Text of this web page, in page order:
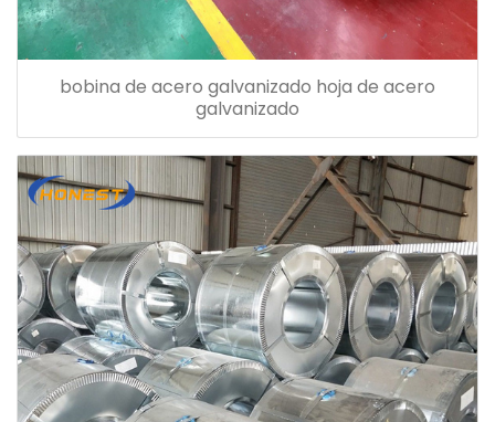
bobina de acero galvanizado hoja de acero
galvanizado